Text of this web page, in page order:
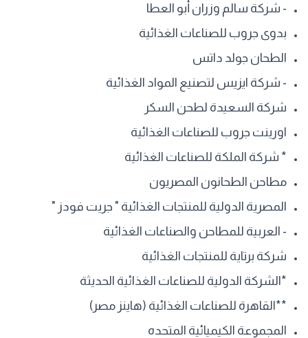
- شركة سالم وزران أبو العطا
بدوى جروب للصناعات الغذائية
الطحان جولد داتس
- شركة ايزيس لتصنيع المواد الغذائية
شركة السعيدة لطحن السكر
اورينت جروب للصناعات الغذائية
* شركة الملكة للصناعات الغذائية
مطاحن الطحانون المصريون
المصرية الدولية للمنتجات الغذائية " جريت فودز "
- العربية للمطاحن والصناعات الغذائية
شركة برتاية للمنتجات الغذائية
*الشركة الدولية للصناعات الغذائية الحديثة
**القاهرة للصناعات الغذائية (هاينز مصر)
المجموعة الكيميائية المتحده